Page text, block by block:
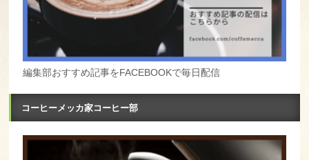
編集部おすすめ記事をFACEBOOKで毎日配信
コーヒーメッカ家コーヒー部